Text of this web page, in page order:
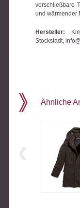
verschließbare
und wärmender
Hersteller:
Stockstadt,
Ähnliche